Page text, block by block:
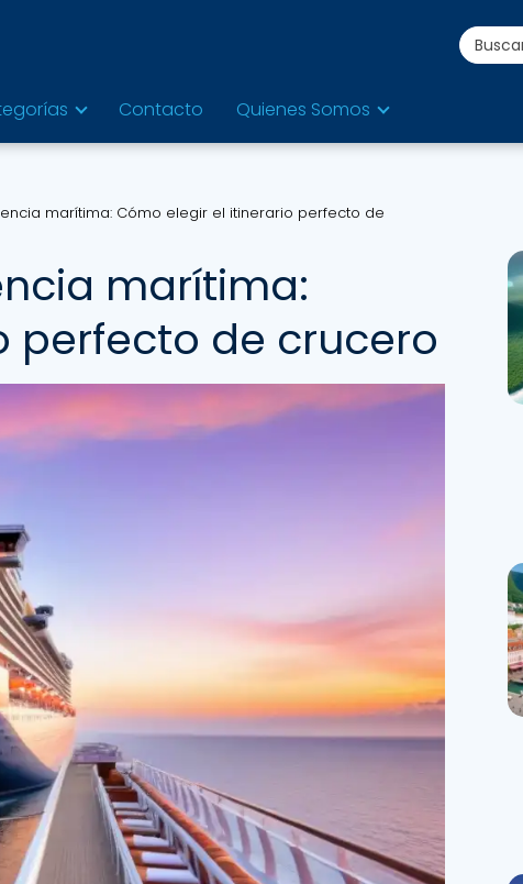
Contacto Quienes Somos
marítima: Cómo elegir el itinerario perfecto de
marítima:
perfecto de crucero